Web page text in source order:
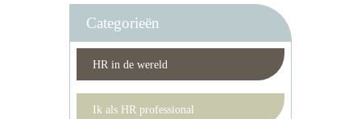
Categorieën
HR in de wereld
Ik als HR professional